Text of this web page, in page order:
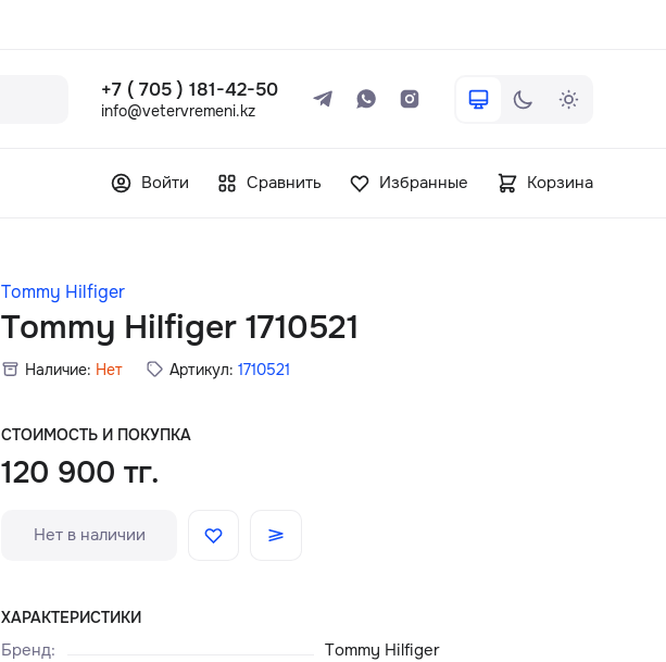
+7 ( 705 ) 181-42-50
info@vetervremeni.kz
Войти Сравнить Избранные Корзина
Tommy Hilfiger
Tommy Hilfiger 1710521
Наличие: Нет Артикул: 1710521
СТОИМОСТЬ И ПОКУПКА
120 900 тг.
Нет в наличии
ХАРАКТЕРИСТИКИ
Бренд:
Tommy Hilfiger
+7 ( 705 ) 181-42-50